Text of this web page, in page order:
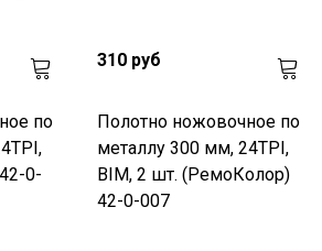
по
0-
310 руб
Полотно ножовочное по
металлу 300 мм, 24TPI,
BIM, 2 шт. (РемоКолор)
42-0-007